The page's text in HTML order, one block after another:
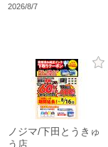
2026/8/7
ノジマ/下田とうきゅ
う店